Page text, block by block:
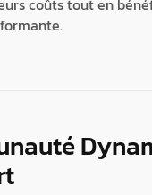
coûts tout en